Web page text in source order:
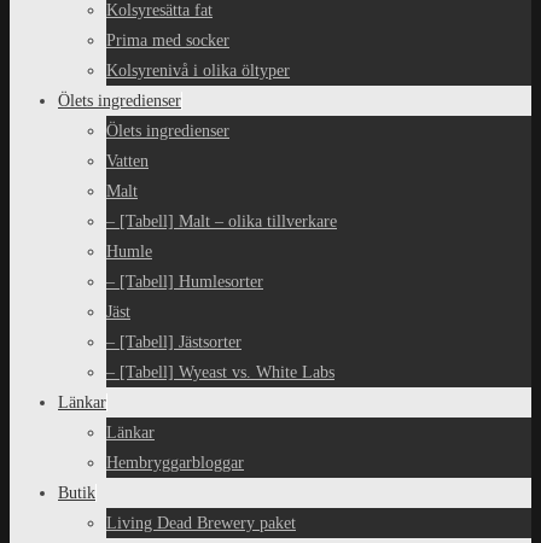
Kolsyresätta fat
Prima med socker
Kolsyrenivå i olika öltyper
Ölets ingredienser
Ölets ingredienser
Vatten
Malt
– [Tabell] Malt – olika tillverkare
Humle
– [Tabell] Humlesorter
Jäst
– [Tabell] Jästsorter
– [Tabell] Wyeast vs. White Labs
Länkar
Länkar
Hembryggarbloggar
Butik
Living Dead Brewery paket